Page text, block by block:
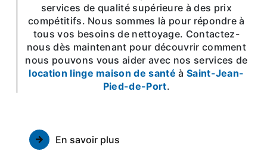
services de qualité supérieure à des prix
compétitifs. Nous sommes là pour répondre à
tous vos besoins de nettoyage. Contactez-
nous dès maintenant pour découvrir comment
nous pouvons vous aider avec nos services de
location linge maison de santé à Saint-Jean-
Pied-de-Port.
En savoir plus